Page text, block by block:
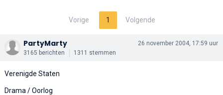
Vorige 1 Volgende
PartyMarty
3165 berichten 1311 stemmen
26 november 2004, 17:59 uur
Verenigde Staten
Drama / Oorlog